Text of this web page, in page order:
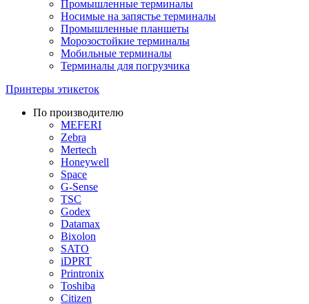
Промышленные терминалы
Носимые на запястье терминалы
Промышленные планшеты
Морозостойкие терминалы
Мобильные терминалы
Терминалы для погрузчика
Принтеры этикеток
По производителю
MEFERI
Zebra
Mertech
Honeywell
Space
G-Sense
TSC
Godex
Datamax
Bixolon
SATO
iDPRT
Printronix
Toshiba
Citizen